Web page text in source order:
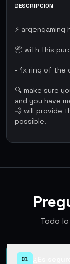
DESCRIPCIÓN
⚡
📦 with this
- 1x ring of the
🔍 make sure
and you have
💨 will provide
possible.
Todo
01